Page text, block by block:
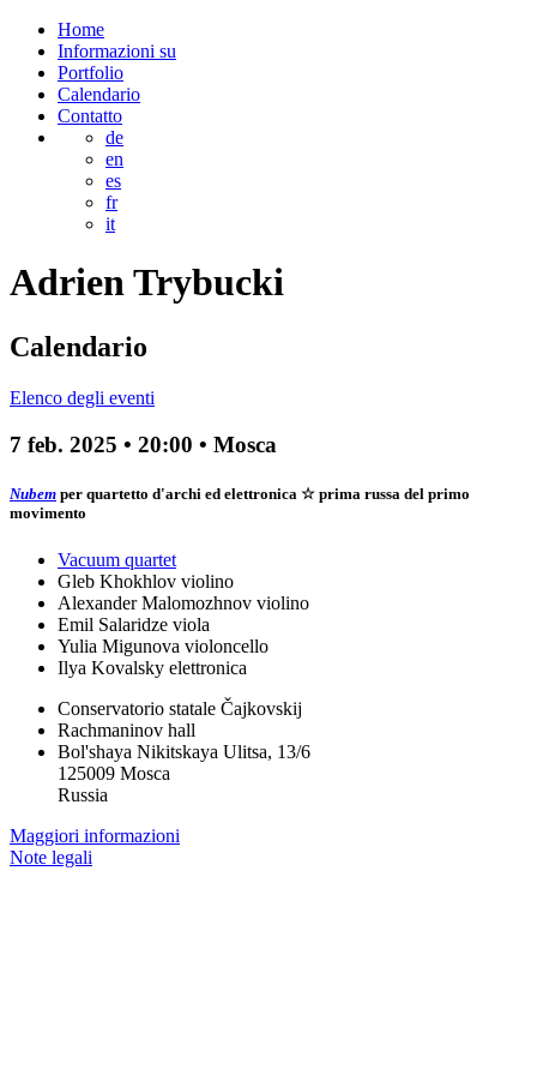
Home
Informazioni su
Portfolio
Calendario
Contatto
de
en
es
fr
it
AdrienTrybucki
Calendario
Elenco degli eventi
7 feb. 2025 • 20:00 • Mosca
Nubem per quartetto d'archi ed elettronica ☆ prima russa del primo
movimento
Vacuum quartet
Gleb Khokhlov violino
Alexander Malomozhnov violino
Emil Salaridze viola
Yulia Migunova violoncello
Ilya Kovalsky elettronica
Conservatorio statale Čajkovskij
Rachmaninov hall
Bol'shaya Nikitskaya Ulitsa, 13/6
125009 Mosca
Russia
Maggiori informazioni
Note legali